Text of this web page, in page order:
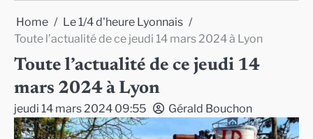
Home
Le 1/4 d'heure Lyonnais
Toute l’actualité de ce jeudi 14 mars 2024 à Lyon
Toute l’actualité de ce jeudi 14
mars 2024 à Lyon
jeudi 14 mars 2024 09:55 Gérald Bouchon